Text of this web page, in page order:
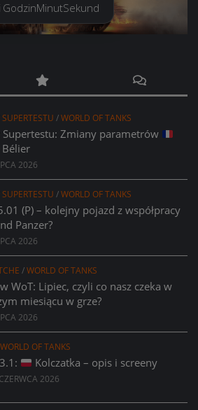
GodzinMinutSekund
/WORLD OF TANKS
Supertestu: Zmiany parametrów
2026
/WORLD OF TANKS
(P) – kolejny pojazd z współpracy
Panzer?
2026
/WORLD OF TANKS
WoT: Lipiec, czyli co nasz czeka w
miesiącu w grze?
2026
WORLD OF TANKS
Kolczatka – opis i screeny
2026